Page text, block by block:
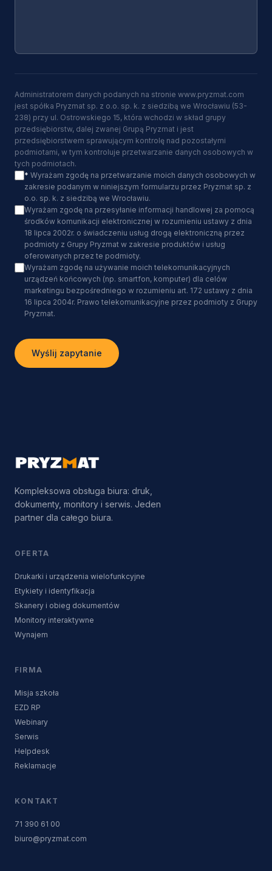
Administratorem danych podanych na stronie www.pryzmat.com
jest spółka Pryzmat sp. z o.o. sp. k. z siedzibą we Wrocławiu (53-
238) przy ul. Ostrowskiego 15, która wchodzi w skład grupy
przedsiębiorstw, dalej zwanej Grupą Pryzmat i jest
przedsiębiorstwem sprawującym kontrolę nad pozostałymi
podmiotami, w tym kontroluje przetwarzanie danych osobowych w
tych podmiotach.
* Wyrażam zgodę na przetwarzanie moich danych osobowych w
zakresie podanym w niniejszym formularzu przez Pryzmat sp. z
o.o. sp. k. z siedzibą we Wrocławiu.
Wyrażam zgodę na przesyłanie informacji handlowej za pomocą
środków komunikacji elektronicznej w rozumieniu ustawy z dnia
18 lipca 2002r. o świadczeniu usług drogą elektroniczną przez
podmioty z Grupy Pryzmat w zakresie produktów i usług
oferowanych przez te podmioty.
Wyrażam zgodę na używanie moich telekomunikacyjnych
urządzeń końcowych (np. smartfon, komputer) dla celów
marketingu bezpośredniego w rozumieniu art. 172 ustawy z dnia
16 lipca 2004r. Prawo telekomunikacyjne przez podmioty z Grupy
Pryzmat.
Wyślij zapytanie
Kompleksowa obsługa biura: druk,
dokumenty, monitory i serwis. Jeden
partner dla całego biura.
OFERTA
Drukarki i urządzenia wielofunkcyjne
Etykiety i identyfikacja
Skanery i obieg dokumentów
Monitory interaktywne
Wynajem
FIRMA
Misja szkoła
EZD RP
Webinary
Serwis
Helpdesk
Reklamacje
KONTAKT
71 390 61 00
biuro@pryzmat.com